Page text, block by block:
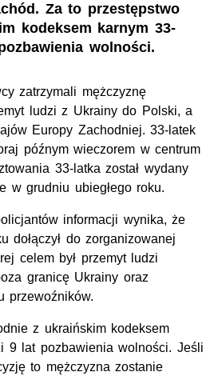
Za to przestępstwo
kodeksem karnym 33-
wolności.
zatrzymali mężczyznę
ludzi z Ukrainy do Polski, a
Europy Zachodniej. 33-latek
późnym wieczorem w centrum
33-latka został wydany
w grudniu ubiegłego roku.
informacji wynika, że
dołączył do zorganizowanej
celem był przemyt ludzi
granicę Ukrainy oraz
przewoźników.
z ukraińskim kodeksem
9 lat pozbawienia wolności. Jeśli
to mężczyzna zostanie